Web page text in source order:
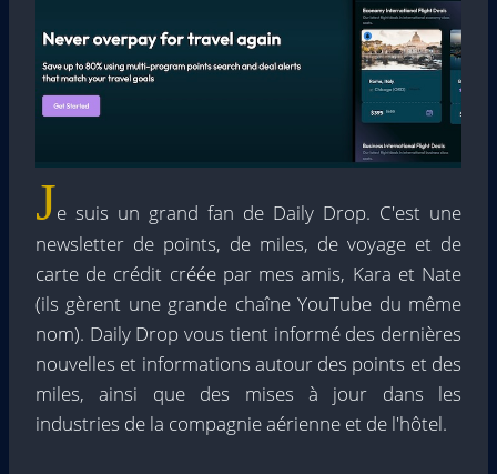
Je suis un grand fan de Daily Drop. C'est une
newsletter de points, de miles, de voyage et de
carte de crédit créée par mes amis, Kara et Nate
(ils gèrent une grande chaîne YouTube du même
nom). Daily Drop vous tient informé des dernières
nouvelles et informations autour des points et des
miles, ainsi que des mises à jour dans les
industries de la compagnie aérienne et de l'hôtel.